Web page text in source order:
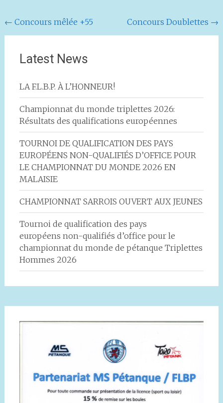
Navigation
de
l'article
← Concours mêlée +55 Concours Doublettes →
Latest News
LA F.L.B.P. À L’HONNEUR!
Championnat du monde triplettes 2026:
Résultats des qualifications européennes
TOURNOI DE QUALIFICATION DES PAYS
EUROPÉENS NON-QUALIFIÉS D’OFFICE POUR
LE CHAMPIONNAT DU MONDE 2026 EN
MALAISIE
CHAMPIONNAT SARROIS OUVERT AUX JEUNES
Tournoi de qualification des pays
européens non-qualifiés d’office pour le
championnat du monde de pétanque Triplettes
Hommes 2026